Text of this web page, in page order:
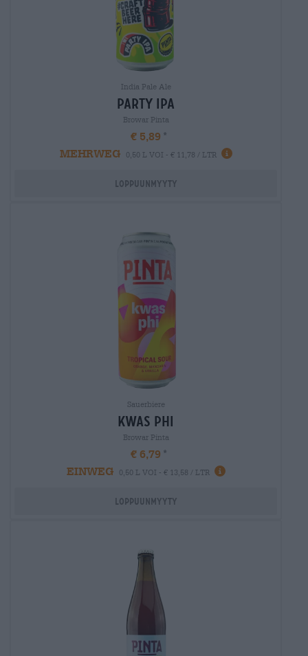
India Pale Ale
party ipa
Browar Pinta
€ 5,89
MEHRWEG
0,50 L VOI - € 11,78 / LTR
Loppuunmyyty
Sauerbiere
kwas phi
Browar Pinta
€ 6,79
EINWEG
0,50 L VOI - € 13,58 / LTR
Loppuunmyyty